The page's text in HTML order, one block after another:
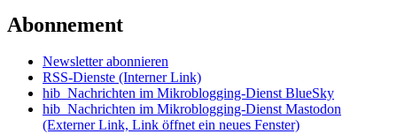
Abonnement
Newsletter abonnieren
RSS-Dienste (Interner Link)
hib_Nachrichten im Mikroblogging-Dienst BlueSky
hib_Nachrichten im Mikroblogging-Dienst Mastodon
(Externer Link, Link öffnet ein neues Fenster)